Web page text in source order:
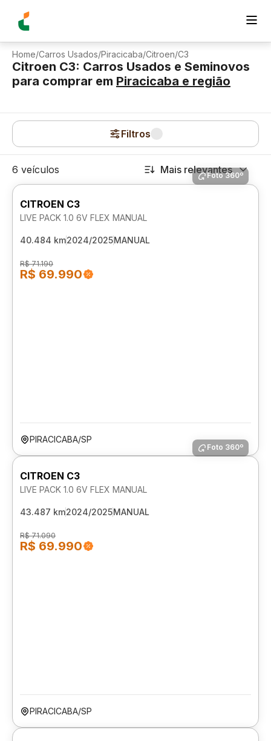
Home/Carros Usados/Piracicaba/Citroen/C3
Citroen C3: Carros Usados e Seminovos
para comprar em Piracicaba e região
Filtros
6 veículos Mais relevantes
Foto 360º
CITROEN C3
LIVE PACK 1.0 6V FLEX MANUAL
40.484 km2024/2025MANUAL
R$ 71.190
R$ 69.990
PIRACICABA/SP
Foto 360º
CITROEN C3
LIVE PACK 1.0 6V FLEX MANUAL
43.487 km2024/2025MANUAL
R$ 71.090
R$ 69.990
PIRACICABA/SP